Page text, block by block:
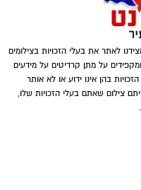
לאשדוד לקבוצת
של מ.ס – נרכש
ידי הפועל ב”ש עבור 50% מהכרטיס, אחר כך
אשדוד הרוויחה גם כשעבר לבית”ר ירושלים (2022)
ופיתוח
לאחר שצבר
נוער
לאתר את בעלי הזכויות בצילומים
על מתן קרדיטים על מידעים
בהן אינו ידוע או לא אותר
אם זיהיתם צילום שאתם בעלי הזכויות שלו,